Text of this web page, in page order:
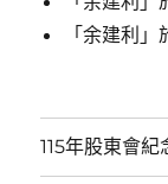
「余建利 」
115年股東會紀